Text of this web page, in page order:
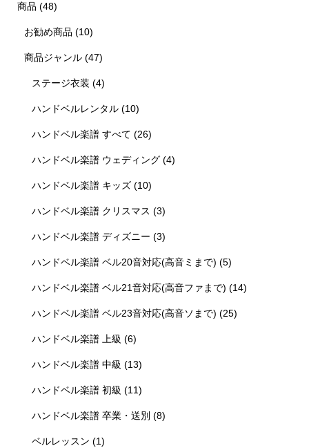
商品 (48)
お勧め商品 (10)
商品ジャンル (47)
ステージ衣装 (4)
ハンドベルレンタル(10)
ハンドベル楽譜 すべて (26)
ハンドベル楽譜 ウェディング(4)
ハンドベル楽譜 キッズ(10)
ハンドベル楽譜 クリスマス (3)
ハンドベル楽譜 ディズニー (3)
ハンドベル楽譜 ベル20音対応(高音ミまで) (5)
ハンドベル楽譜 ベル21音対応(高音ファまで) (14)
ハンドベル楽譜 ベル23音対応(高音ソまで) (25)
ハンドベル楽譜 上級 (6)
ハンドベル楽譜 中級 (13)
ハンドベル楽譜 初級 (11)
ハンドベル楽譜 卒業・送別 (8)
ベルレッスン (1)